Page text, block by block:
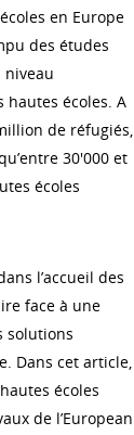
en Europe
des études
écoles. A
de réfugiés,
30'000 et
écoles
l’accueil des
face à une
solutions
Dans cet article,
écoles
de l’European